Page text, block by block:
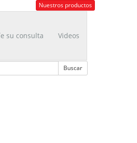
Nuestros productos
su consulta Videos